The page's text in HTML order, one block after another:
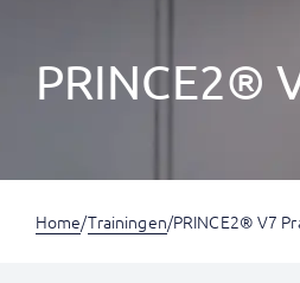
PRINCE2®
Home/Trainingen/PRINCE2® V7